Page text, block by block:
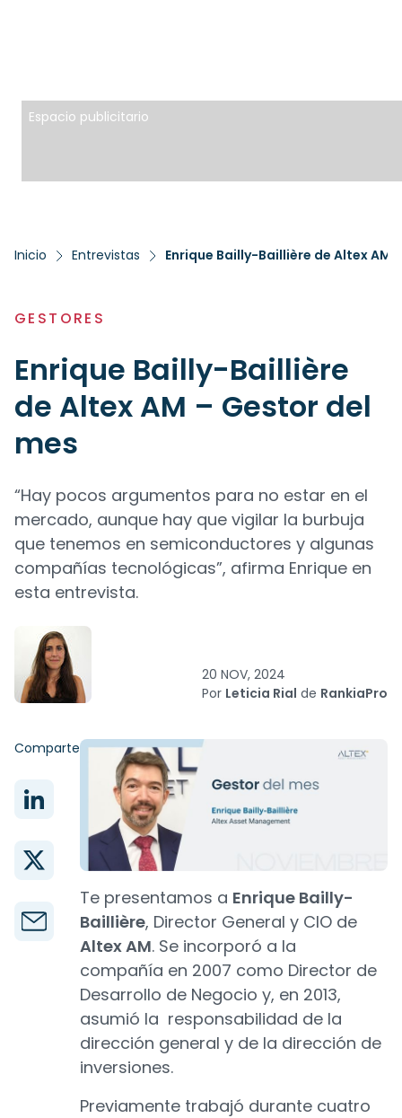
Espacio publicitario
Inicio Entrevistas Enrique Bailly-Baillière de Altex AM
GESTORES
Enrique Bailly-Baillière
de Altex AM – Gestor del
mes
“Hay pocos argumentos para no estar en el
mercado, aunque hay que vigilar la burbuja
que tenemos en semiconductores y algunas
compañías tecnológicas”, afirma Enrique en
esta entrevista.
20 NOV, 2024
Por Leticia Rial de RankiaPro
Comparte
Te presentamos a Enrique Bailly-
Baillière, Director General y CIO de
Altex AM. Se incorporó a la
compañía en 2007 como Director de
Desarrollo de Negocio y, en 2013,
asumió la responsabilidad de la
dirección general y de la dirección de
inversiones.
Previamente trabajó durante cuatro